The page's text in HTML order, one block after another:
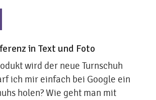
in Text und Foto
wird der neue Turnschuh
ich mir einfach bei Google ein
holen? Wie geht man mit